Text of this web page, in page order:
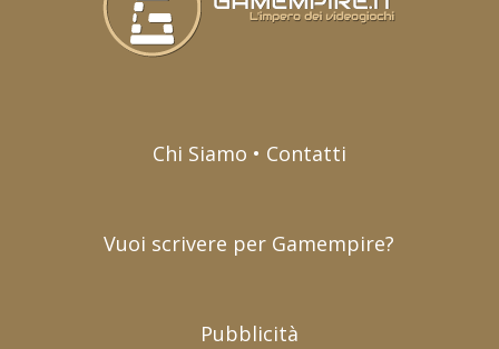
Chi Siamo • Contatti
Vuoi scrivere per Gamempire?
Pubblicità